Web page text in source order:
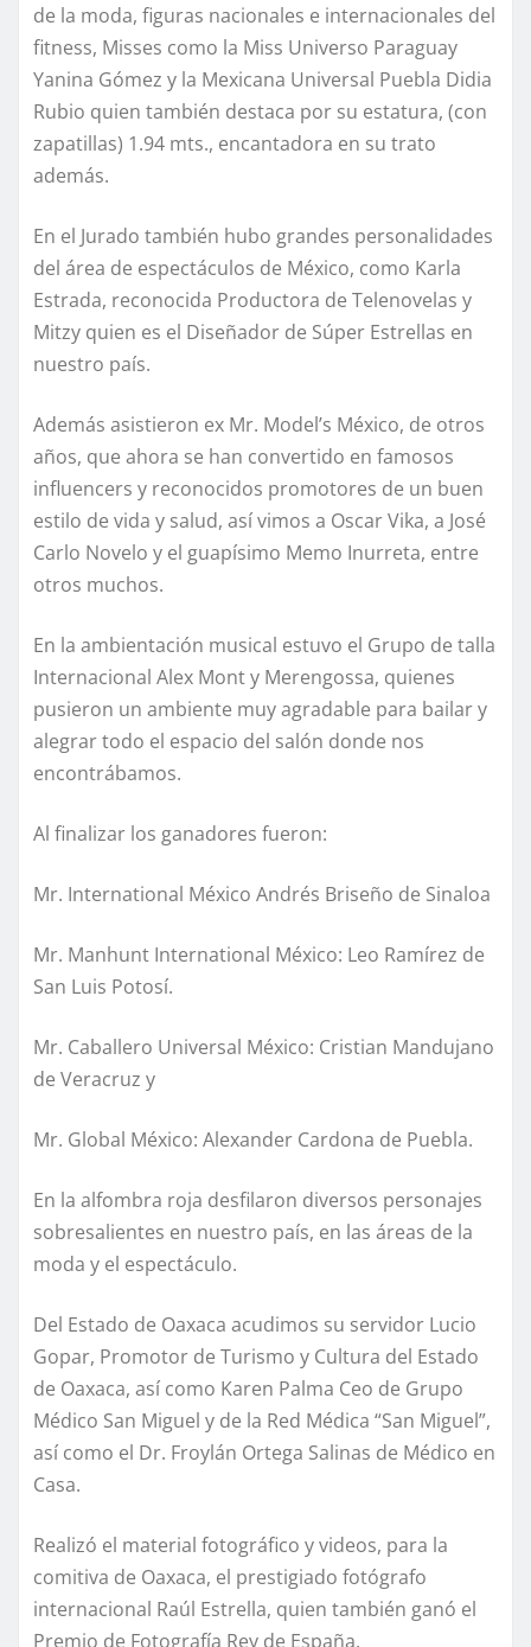
de la moda, figuras nacionales e internacionales del
fitness, Misses como la Miss Universo Paraguay
Yanina Gómez y la Mexicana Universal Puebla Didia
Rubio quien también destaca por su estatura, (con
zapatillas) 1.94 mts., encantadora en su trato
además.
En el Jurado también hubo grandes personalidades
del área de espectáculos de México, como Karla
Estrada, reconocida Productora de Telenovelas y
Mitzy quien es el Diseñador de Súper Estrellas en
nuestro país.
Además asistieron ex Mr. Model’s México, de otros
años, que ahora se han convertido en famosos
influencers y reconocidos promotores de un buen
estilo de vida y salud, así vimos a Oscar Vika, a José
Carlo Novelo y el guapísimo Memo Inurreta, entre
otros muchos.
En la ambientación musical estuvo el Grupo de talla
Internacional Alex Mont y Merengossa, quienes
pusieron un ambiente muy agradable para bailar y
alegrar todo el espacio del salón donde nos
encontrábamos.
Al finalizar los ganadores fueron:
Mr. International México Andrés Briseño de Sinaloa
Mr. Manhunt International México: Leo Ramírez de
San Luis Potosí.
Mr. Caballero Universal México: Cristian Mandujano
de Veracruz y
Mr. Global México: Alexander Cardona de Puebla.
En la alfombra roja desfilaron diversos personajes
sobresalientes en nuestro país, en las áreas de la
moda y el espectáculo.
Del Estado de Oaxaca acudimos su servidor Lucio
Gopar, Promotor de Turismo y Cultura del Estado
de Oaxaca, así como Karen Palma Ceo de Grupo
Médico San Miguel y de la Red Médica “San Miguel”,
así como el Dr. Froylán Ortega Salinas de Médico en
Casa.
Realizó el material fotográfico y videos, para la
comitiva de Oaxaca, el prestigiado fotógrafo
internacional Raúl Estrella, quien también ganó el
Premio de Fotografía Rey de España.